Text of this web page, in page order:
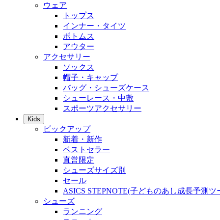
ウェア
トップス
インナー・タイツ
ボトムス
アウター
アクセサリー
ソックス
帽子・キャップ
バッグ・シューズケース
シューレース・中敷
スポーツアクセサリー
Kids
ピックアップ
新着・新作
ベストセラー
直営限定
シューズサイズ別
セール
ASICS STEPNOTE(子どものあし成長予測ツ
シューズ
ランニング